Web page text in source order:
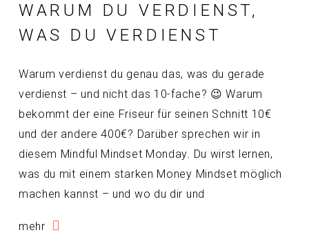
WARUM DU VERDIENST,
WAS DU VERDIENST
Warum verdienst du genau das, was du gerade
verdienst – und nicht das 10-fache? 😉 Warum
bekommt der eine Friseur für seinen Schnitt 10€
und der andere 400€? Darüber sprechen wir in
diesem Mindful Mindset Monday. Du wirst lernen,
was du mit einem starken Money Mindset möglich
machen kannst – und wo du dir und
mehr